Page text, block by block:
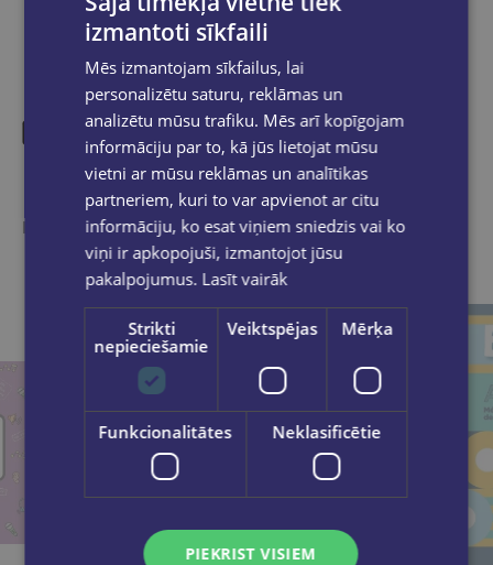
Līdzīgas preces
Ieskaties, varbūt noder
izmantoti sīkfaili
Mēs izmantojam sīkfailus, lai
personalizētu saturu, reklāmas un
analizētu mūsu trafiku. Mēs arī kopīgojam
informāciju par to, kā jūs lietojat mūsu
vietni ar mūsu reklāmas un analītikas
partneriem, kuri to var apvienot ar citu
informāciju, ko esat viņiem sniedzis vai ko
viņi ir apkopojuši, izmantojot jūsu
pakalpojumus. Lasīt vairāk
Strikti
nepieciešamie
Veiktspējas Mērķa
Funkcionalitātes Neklasificētie
PIEKRIST VISIEM